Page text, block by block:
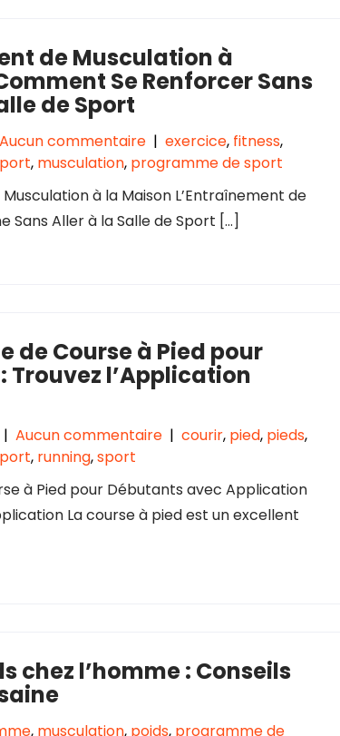
de Musculation à
Se Renforcer Sans
de Sport
Aucun commentaire | exercice, fitness,
, musculation, programme de sport
à la Maison L’Entraînement de
Sans Aller à la Salle de Sport […]
de Course à Pied pour
Trouvez l’Application
| Aucun commentaire | courir, pied, pieds,
, running,sport
à Pied pour Débutants avec Application
La course à pied est un excellent
chez l’homme : Conseils
, musculation, poids, programme de